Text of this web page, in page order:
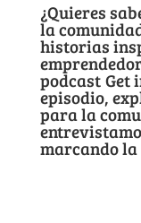
¿Quieres
la
historias
podcast Get
cada
relevantes
marcando